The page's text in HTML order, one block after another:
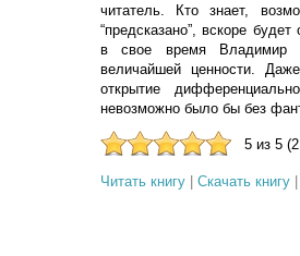
читатель. Кто знает,
“предсказано”, вскоре
в свое время Владимир
величайшей ценности.
открытие
невозможно было бы без
5 из 5
Читать книгу Скачать книгу